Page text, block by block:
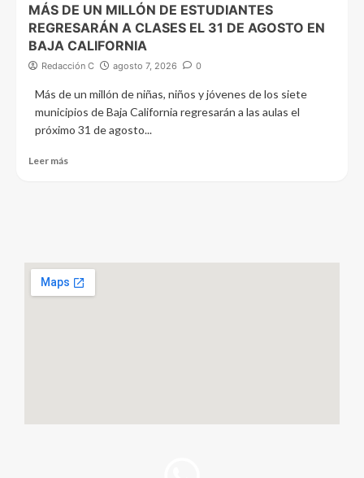
MÁS DE UN MILLÓN DE ESTUDIANTES
REGRESARÁN A CLASES EL 31 DE AGOSTO EN
BAJA CALIFORNIA
Redacción C agosto 7, 2026 0
Más de un millón de niñas, niños y jóvenes de los siete
municipios de Baja California regresarán a las aulas el
próximo 31 de agosto...
Leer más